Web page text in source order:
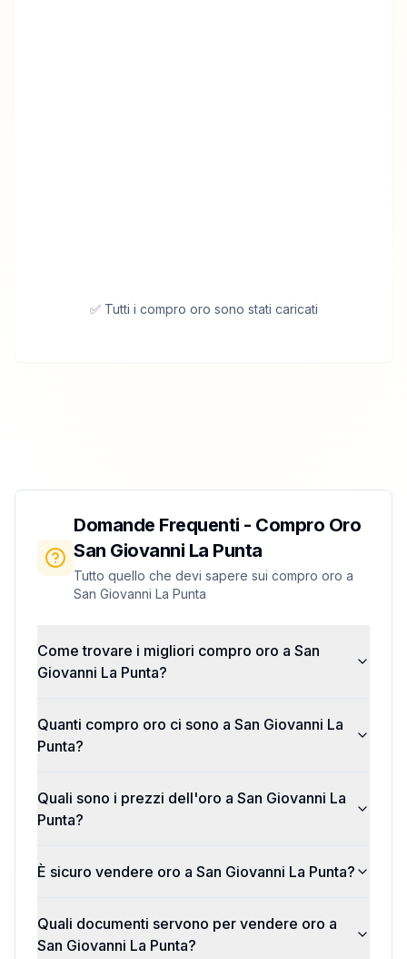
✅ Tutti i compro oro sono stati caricati
Domande Frequenti - Compro Oro
San Giovanni La Punta
Tutto quello che devi sapere sui compro oro a
San Giovanni La Punta
Come trovare i migliori compro oro a San
Giovanni La Punta?
Quanti compro oro ci sono a San Giovanni La
Punta?
Quali sono i prezzi dell'oro a San Giovanni La
Punta?
È sicuro vendere oro a San Giovanni La Punta?
Quali documenti servono per vendere oro a
San Giovanni La Punta?